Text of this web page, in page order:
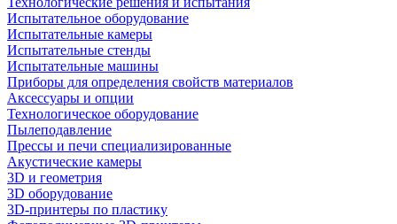
Испытательное оборудование
Испытательные камеры
Испытательные стенды
Испытательные машины
Приборы для определения свойств материалов
Аксессуары и опции
Технологическое оборудование
Пылеподавление
Прессы и печи специализированные
Акустические камеры
3D и геометрия
3D оборудование
3D-принтеры по пластику